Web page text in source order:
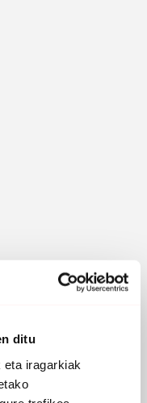
ditu
eta iragarkiak